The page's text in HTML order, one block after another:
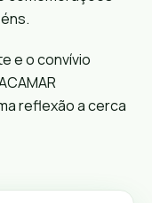
.
e o convívio
reflexão a cerca